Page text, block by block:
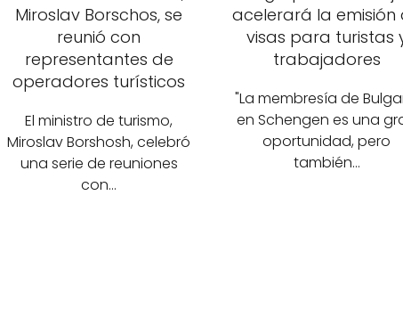
Miroslav Borschos, se
reunió con
representantes de
operadores turísticos
El ministro de turismo,
Miroslav Borshosh, celebró
una serie de reuniones
con…
acelerará la emisión
visas para turistas
trabajadores
"La membresía de
en Schengen es una
oportunidad, pero
también…